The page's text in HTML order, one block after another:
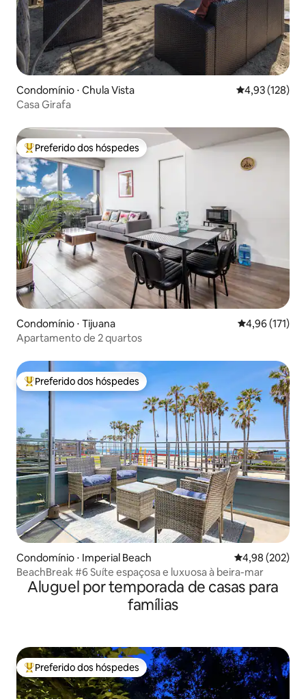
Condomínio ⋅ Chula Vista 4,93 de uma
4,93 (128)
Casa Girafa
Entre os melhores preferidos dos hóspedes
Preferido dos hóspedes
Condomínio ⋅ Tijuana 4,96 de uma
4,96 (171)
Apartamento de 2 quartos
Entre os melhores preferidos dos hóspedes
Preferido dos hóspedes
Condomínio ⋅ Imperial Beach 4,98 de uma
4,98 (202)
BeachBreak #6 Suíte espaçosa e luxuosa à beira-mar
Aluguel por temporada de casas para
famílias
Entre os melhores preferidos dos hóspedes
Preferido dos hóspedes